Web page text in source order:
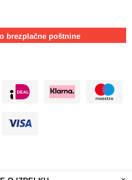
brezplačne poštnine